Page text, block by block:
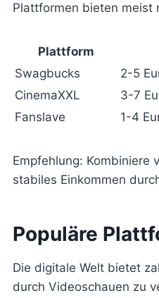
Plattformen bieten meist
Plattform
Swagbucks
2-5
CinemaXXL
3-7
Fanslave
1-4
Empfehlung: Kombiniere
stabiles Einkommen
Populäre
Die digitale Welt bietet
durch Videoschauen zu